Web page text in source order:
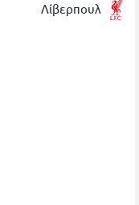
Λίβερπουλ